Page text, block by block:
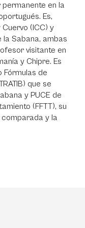
en la
Es,
(ICC) y
la Sabana, ambas
visitante en
y Chipre. Es
Fórmulas de
que se
y PUCE de
(FFTT), su
y la